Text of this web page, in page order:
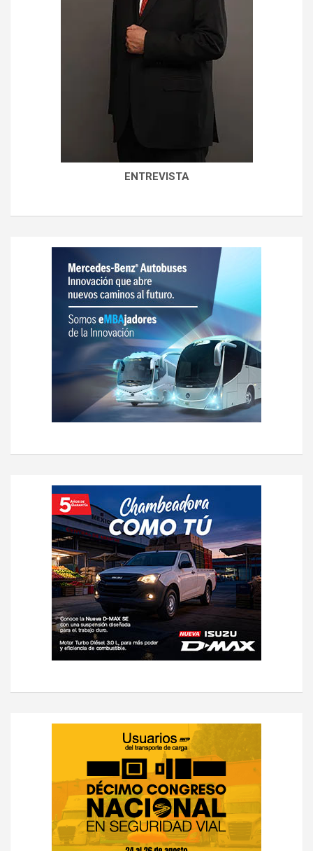
ENTREVISTA